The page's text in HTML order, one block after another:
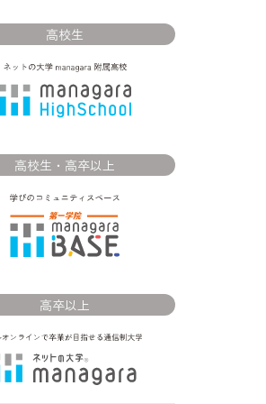
高校生
高校生・高卒以上
高卒以上